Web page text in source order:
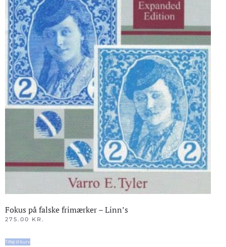
Fokus på falske frimærker – Linn’s
275.00 KR.
Tilføj til kurv